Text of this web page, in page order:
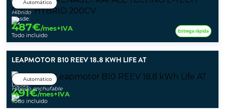
Automático
Híbrido
Desde:
487€/mes+IVA
Todo incluido
Entrega rápida
LEAPMOTOR B10 REEV 18.8 KWH LIFE AT
Automático
Híbrido enchufable
Desde:
491€/mes+IVA
Todo incluido